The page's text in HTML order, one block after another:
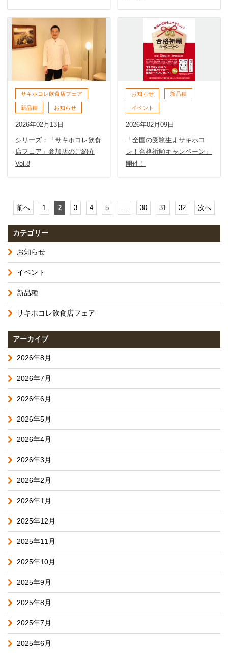
サキホコレ飲食店フェア
新品種 お知らせ
2026年02月13日
シリーズ：「サキホコレ飲食
店フェア」参加店のご紹介
Vol.8
お知らせ 新品種
イベント
2026年02月09日
「全国の受験生よサキホコ
レ！合格祈願キャンペーン」
開催！
前へ 1 2 3 4 5 … 30 31 32 次へ
カテゴリー
お知らせ
イベント
新品種
サキホコレ飲食店フェア
アーカイブ
2026年8月
2026年7月
2026年6月
2026年5月
2026年4月
2026年3月
2026年2月
2026年1月
2025年12月
2025年11月
2025年10月
2025年9月
2025年8月
2025年7月
2025年6月